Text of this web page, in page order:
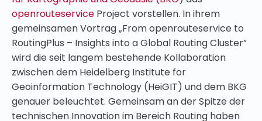
openrouteservice Project vorstellen. In ihrem
gemeinsamen Vortrag „From openrouteservice to
RoutingPlus – Insights into a Global Routing Cluster”
wird die seit langem bestehende Kollaboration
zwischen dem Heidelberg Institute for
Geoinformation Technology (HeiGIT) und dem BKG
genauer beleuchtet. Gemeinsam an der Spitze der
technischen Innovation im Bereich Routing haben